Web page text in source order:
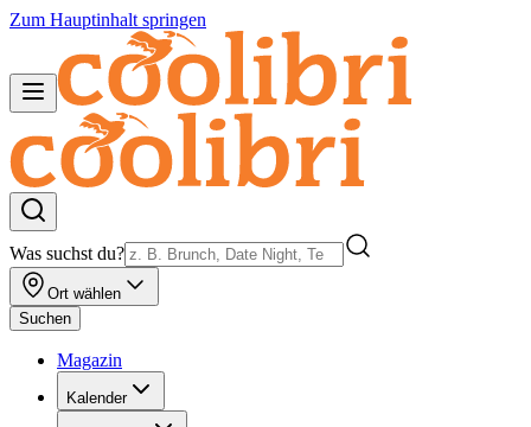
Zum Hauptinhalt springen
Was suchst du?
Ort wählen
Suchen
Magazin
Kalender